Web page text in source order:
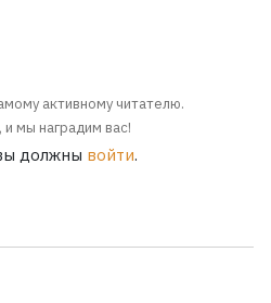
активному читателю.
мы наградим вас!
должны войти.